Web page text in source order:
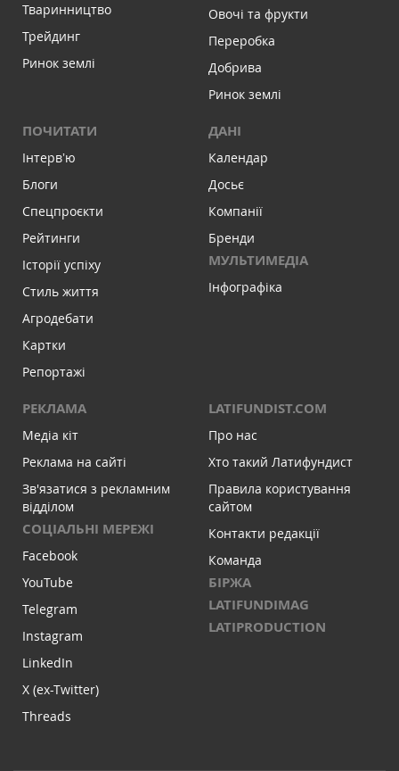
Тваринництво
Трейдинг
Ринок землі
Овочі та фрукти
Переробка
Добрива
Ринок землі
ПОЧИТАТИ
Інтервʼю
Блоги
Спецпроєкти
Рейтинги
Історії успіху
Стиль життя
Агродебати
Картки
Репортажі
ДАНІ
Календар
Досьє
Компанії
Бренди
МУЛЬТИМЕДІА
Інфографіка
РЕКЛАМА
Медіа кіт
Реклама на сайті
Зв'язатися з рекламним
відділом
СОЦІАЛЬНІ МЕРЕЖІ
Facebook
YouTube
Telegram
Instagram
LinkedIn
X (ex-Twitter)
Threads
LATIFUNDIST.COM
Про нас
Хто такий Латифундист
Правила користування
сайтом
Контакти редакції
Команда
БІРЖА
LATIFUNDIMAG
LATIPRODUCTION